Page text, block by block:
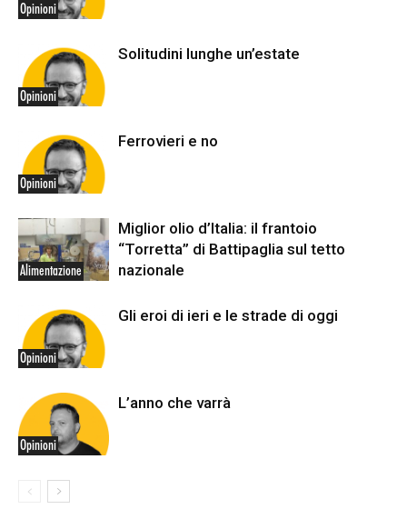
Opinioni
Opinioni
Solitudini lunghe un’estate
Opinioni
Ferrovieri e no
Alimentazione
Miglior olio d’Italia: il frantoio
“Torretta” di Battipaglia sul tetto
nazionale
Opinioni
Gli eroi di ieri e le strade di oggi
Opinioni
L’anno che varrà